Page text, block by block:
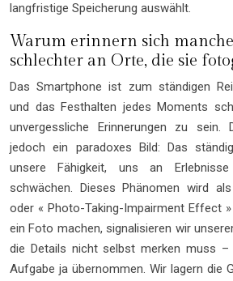
langfristige Speicherung auswählt.
Warum erinnern sich
schlechter an Orte, die sie
Das Smartphone ist zum ständigen
und das Festhalten jedes Moments
unvergessliche Erinnerungen zu sein.
jedoch ein paradoxes Bild: Das
unsere Fähigkeit, uns an
schwächen. Dieses Phänomen wird
oder « Photo-Taking-Impairment Effect
ein Foto machen, signalisieren wir
die Details nicht selbst merken muss –
Aufgabe ja übernommen. Wir lagern die